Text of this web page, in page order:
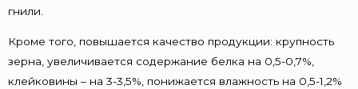
гнили.
Кроме того, повышается качество продукции: крупность
зерна, увеличивается содержание белка на 0,5-0,7%,
клейковины – на 3-3,5%, понижается влажность на 0,5-1,2%